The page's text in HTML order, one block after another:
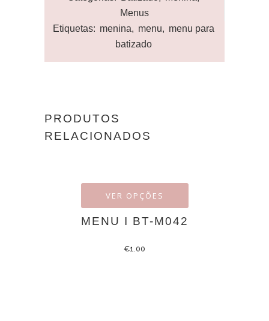
Menus
Etiquetas: menina, menu, menu para
batizado
PRODUTOS
RELACIONADOS
VER OPÇÕES
MENU I BT-M042
€1.00